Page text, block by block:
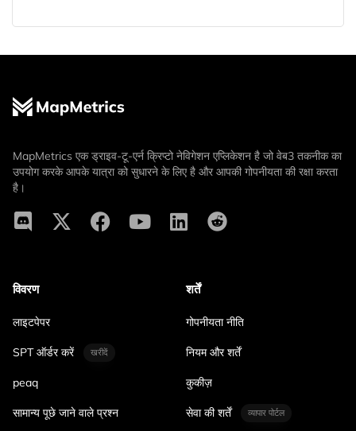
MapMetrics एक ड्राइव-टू-एर्न क्रिप्टो नेविगेशन एप्लिकेशन है जो वेब3 तकनीक का
उपयोग करके आपके यात्रा को सुधारने के लिए है और आपकी गोपनीयता की रक्षा करता
है।
विवरण
लाइटपेपर
SPT ऑर्डर करें खरीदें
peaq
सामान्य पूछे जाने वाले प्रश्न
शर्तें
गोपनीयता नीति
नियम और शर्तें
कुकीज़
सेवा की शर्तें व्यापार पोर्टल